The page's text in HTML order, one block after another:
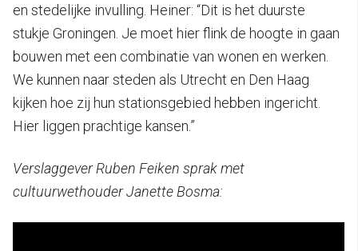
en stedelijke invulling. Heiner: “Dit is het duurste
stukje Groningen. Je moet hier flink de hoogte in gaan
bouwen met een combinatie van wonen en werken.
We kunnen naar steden als Utrecht en Den Haag
kijken hoe zij hun stationsgebied hebben ingericht.
Hier liggen prachtige kansen.”
Verslaggever Ruben Feiken sprak met
cultuurwethouder Janette Bosma: